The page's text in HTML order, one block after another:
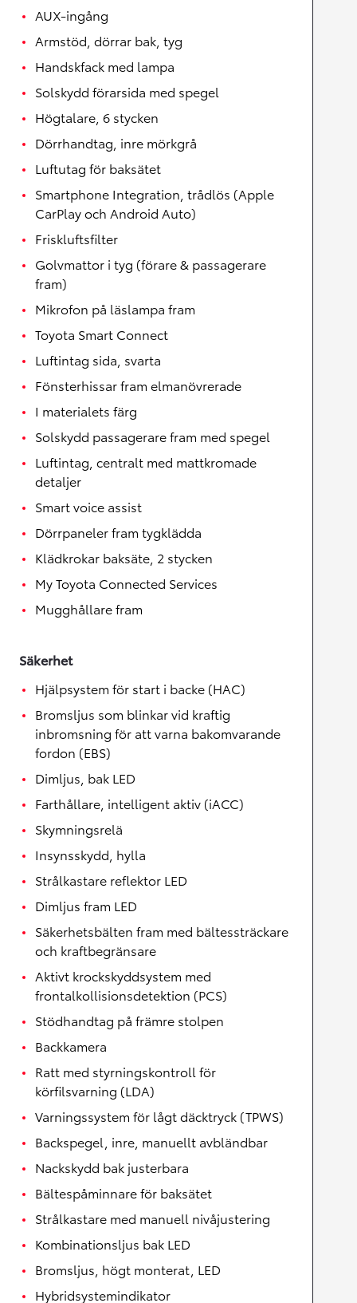
AUX-ingång
Armstöd, dörrar bak, tyg
Handskfack med lampa
Solskydd förarsida med spegel
Högtalare, 6 stycken
Dörrhandtag, inre mörkgrå
Luftutag för baksätet
Smartphone Integration, trådlös (Apple
CarPlay och Android Auto)
Friskluftsfilter
Golvmattor i tyg (förare & passagerare
fram)
Mikrofon på läslampa fram
Toyota Smart Connect
Luftintag sida, svarta
Fönsterhissar fram elmanövrerade
I materialets färg
Solskydd passagerare fram med spegel
Luftintag, centralt med mattkromade
detaljer
Smart voice assist
Dörrpaneler fram tygklädda
Klädkrokar baksäte, 2 stycken
My Toyota Connected Services
Mugghållare fram
Säkerhet
Hjälpsystem för start i backe (HAC)
Bromsljus som blinkar vid kraftig
inbromsning för att varna bakomvarande
fordon (EBS)
Dimljus, bak LED
Farthållare, intelligent aktiv (iACC)
Skymningsrelä
Insynsskydd, hylla
Strålkastare reflektor LED
Dimljus fram LED
Säkerhetsbälten fram med bältessträckare
och kraftbegränsare
Aktivt krockskyddsystem med
frontalkollisionsdetektion (PCS)
Stödhandtag på främre stolpen
Backkamera
Ratt med styrningskontroll för
körfilsvarning (LDA)
Varningssystem för lågt däcktryck (TPWS)
Backspegel, inre, manuellt avbländbar
Nackskydd bak justerbara
Bältespåminnare för baksätet
Strålkastare med manuell nivåjustering
Kombinationsljus bak LED
Bromsljus, högt monterat, LED
Hybridsystemindikator